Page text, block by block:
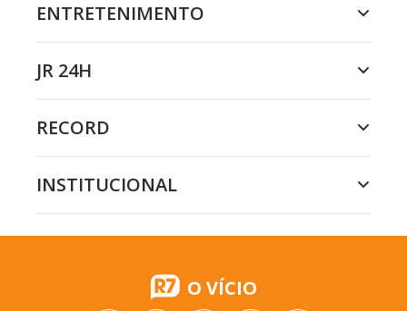
ENTRETENIMENTO
JR 24H
RECORD
INSTITUCIONAL
O VÍCIO